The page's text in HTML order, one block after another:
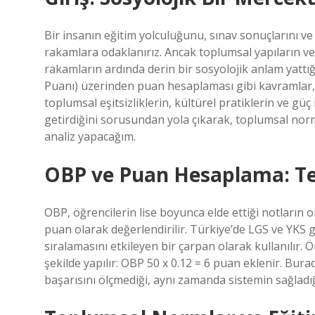
Bir insanın eğitim yolculuğunu, sınav sonuçlarını
rakamlara odaklanırız. Ancak toplumsal
rakamların ardında derin bir sosyolojik anlam
Puanı) üzerinden puan hesaplaması gibi
toplumsal eşitsizliklerin, kültürel pratiklerin ve güç
getirdiğini sorusundan yola çıkarak, toplumsal
analiz yapacağım.
OBP ve Puan Hesaplama:
OBP, öğrencilerin lise boyunca elde ettiği notların
puan olarak değerlendirilir. Türkiye’de LGS ve YKS
sıralamasını etkileyen bir çarpan olarak
şekilde yapılır: OBP 50 x 0.12 = 6 puan eklenir.
başarısını ölçmediği, aynı zamanda sistemin